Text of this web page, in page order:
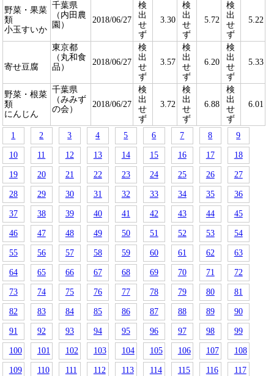
野菜・果菜
類
小玉すいか
千葉県
（内田農
園）
2018/06/27
検
出
せ
ず
3.30
検
出
せ
ず
5.72
検
出
せ
ず
5.22
寄せ豆腐
東京都
（丸和食
品）
2018/06/27
検
出
せ
ず
3.57
検
出
せ
ず
6.20
検
出
せ
ず
5.33
野菜・根菜
類
にんじん
千葉県
（みみず
の会）
2018/06/27
検
出
せ
ず
3.72
検
出
せ
ず
6.88
検
出
せ
ず
6.01
1 2 3 4 5 6 7 8 9
10 11 12 13 14 15 16 17 18
19 20 21 22 23 24 25 26 27
28 29 30 31 32 33 34 35 36
37 38 39 40 41 42 43 44 45
46 47 48 49 50 51 52 53 54
55 56 57 58 59 60 61 62 63
64 65 66 67 68 69 70 71 72
73 74 75 76 77 78 79 80 81
82 83 84 85 86 87 88 89 90
91 92 93 94 95 96 97 98 99
100 101 102 103 104 105 106 107 108
109 110 111 112 113 114 115 116 117